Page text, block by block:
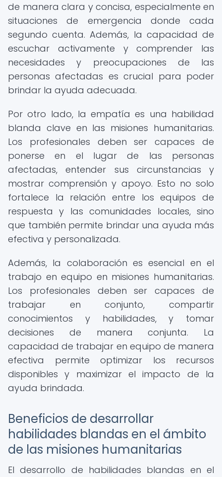
de manera clara y concisa, especialmente en
situaciones de emergencia donde cada
segundo cuenta. Además, la capacidad de
escuchar activamente y comprender las
necesidades y preocupaciones de las
personas afectadas es crucial para poder
brindar la ayuda adecuada.
Por otro lado, la empatía es una habilidad
blanda clave en las misiones humanitarias.
Los profesionales deben ser capaces de
ponerse en el lugar de las personas
afectadas, entender sus circunstancias y
mostrar comprensión y apoyo. Esto no solo
fortalece la relación entre los equipos de
respuesta y las comunidades locales, sino
que también permite brindar una ayuda más
efectiva y personalizada.
Además, la colaboración es esencial en el
trabajo en equipo en misiones humanitarias.
Los profesionales deben ser capaces de
trabajar en conjunto, compartir
conocimientos y habilidades, y tomar
decisiones de manera conjunta. La
capacidad de trabajar en equipo de manera
efectiva permite optimizar los recursos
disponibles y maximizar el impacto de la
ayuda brindada.
Beneficios de desarrollar
habilidades blandas en el ámbito
de las misiones humanitarias
El desarrollo de habilidades blandas en el